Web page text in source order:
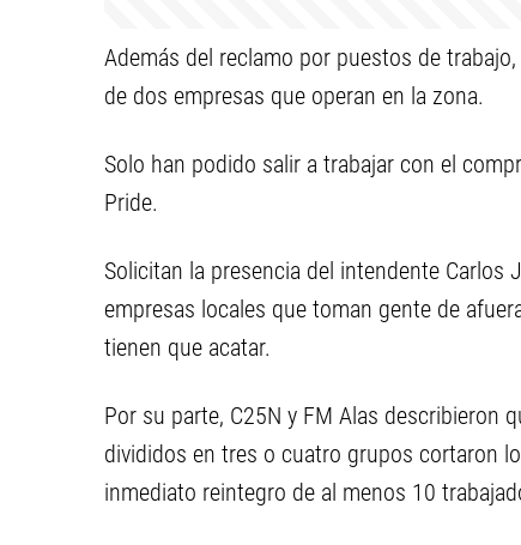
Además del reclamo por puestos de
de dos empresas que operan en la zona.
Solo han podido salir a trabajar con el
Pride.
Solicitan la presencia del intendente
empresas locales que toman gente de
tienen que acatar.
Por su parte, C25N y FM Alas describieron
divididos en tres o cuatro grupos cortaron
inmediato reintegro de al menos 10